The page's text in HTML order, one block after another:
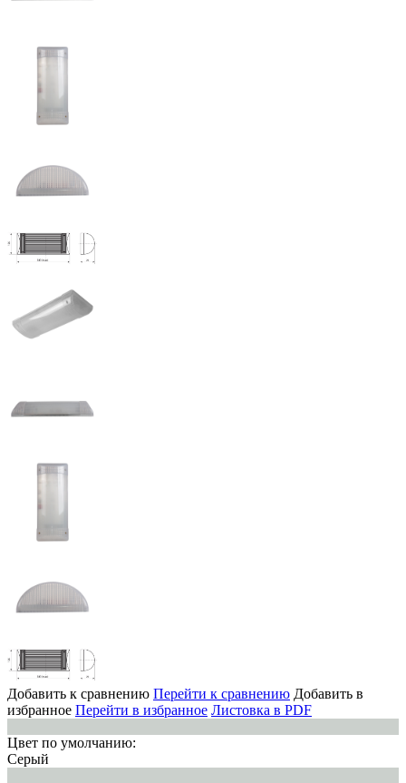
Добавить к сравнению Перейти к сравнению Добавить в
избранное Перейти в избранное Листовка в PDF
Цвет по умолчанию:
Серый